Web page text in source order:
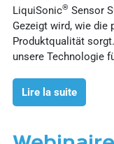
LiquiSonic® Sensor
Gezeigt wird, wie die
Produktqualität
unsere Technologie
Lire la suite